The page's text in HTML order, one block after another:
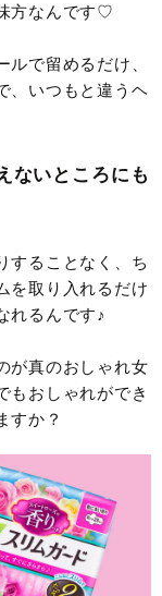
方なんです♡
で留めるだけ、
、いつもと違うヘ
ないところにも
することなく、ち
を取り入れるだけ
れるんです♪
が真のおしゃれ女
もおしゃれができ
すか？